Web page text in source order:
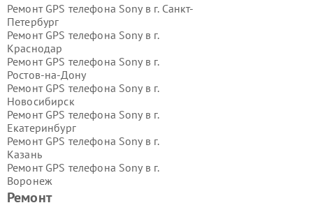
Ремонт
Ремонт GPS телефона Sony в г. Санкт-
Петербург
Ремонт GPS телефона Sony в г.
Краснодар
Ремонт GPS телефона Sony в г.
Ростов-на-Дону
Ремонт GPS телефона Sony в г.
Новосибирск
Ремонт GPS телефона Sony в г.
Екатеринбург
Ремонт GPS телефона Sony в г.
Казань
Ремонт GPS телефона Sony в г.
Воронеж
Ремонт GPS телефона Sony в г.
Волгоград